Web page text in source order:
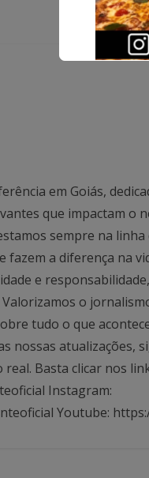
em Goiás,
que impactam o
sempre na
fazem a diferença na
e
o
tudo o que
nossas atualizações,
Basta clicar nos
Instagram:
Youtube: